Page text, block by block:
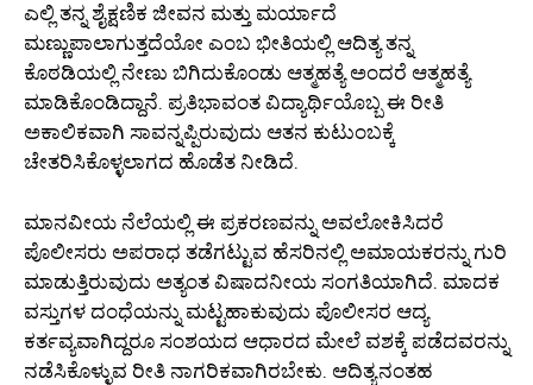
ಎಲ್ಲಿ ತನ್ನ ಶೈಕ್ಷಣಿಕ ಜೀವನ ಮತ್ತು ಮರ್ಯಾದೆ
ಮಣ್ಣುಪಾಲಾಗುತ್ತದೆಯೋ ಎಂಬ ಭೀತಿಯಲ್ಲಿ ಆದಿತ್ಯ ತನ್ನ
ಕೊಠಡಿಯಲ್ಲಿ ನೇಣು ಬಿಗಿದುಕೊಂಡು ಆತ್ಮಹತ್ಯೆ ಅಂದರೆ ಆತ್ಮಹತ್ಯೆ
ಮಾಡಿಕೊಂಡಿದ್ದಾನೆ. ಪ್ರತಿಭಾವಂತ ವಿದ್ಯಾರ್ಥಿಯೊಬ್ಬ ಈ ರೀತಿ
ಅಕಾಲಿಕವಾಗಿ ಸಾವನ್ನಪ್ಪಿರುವುದು ಆತನ ಕುಟುಂಬಕ್ಕೆ
ಚೇತರಿಸಿಕೊಳ್ಳಲಾಗದ ಹೊಡೆತ ನೀಡಿದೆ.
ಮಾನವೀಯ ನೆಲೆಯಲ್ಲಿ ಈ ಪ್ರಕರಣವನ್ನು ಅವಲೋಕಿಸಿದರೆ
ಪೊಲೀಸರು ಅಪರಾಧ ತಡೆಗಟ್ಟುವ ಹೆಸರಿನಲ್ಲಿ ಅಮಾಯಕರನ್ನು ಗುರಿ
ಮಾಡುತ್ತಿರುವುದು ಅತ್ಯಂತ ವಿಷಾದನೀಯ ಸಂಗತಿಯಾಗಿದೆ. ಮಾದಕ
ವಸ್ತುಗಳ ದಂಧೆಯನ್ನು ಮಟ್ಟಹಾಕುವುದು ಪೊಲೀಸರ ಆದ್ಯ
ಕರ್ತವ್ಯವಾಗಿದ್ದರೂ ಸಂಶಯದ ಆಧಾರದ ಮೇಲೆ ವಶಕ್ಕೆ ಪಡೆದವರನ್ನು
ನಡೆಸಿಕೊಳ್ಳುವ ರೀತಿ ನಾಗರಿಕವಾಗಿರಬೇಕು. ಆದಿತ್ಯನಂತಹ